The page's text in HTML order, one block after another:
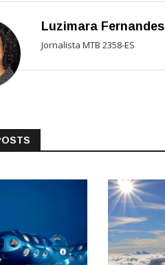
Luzimara Fernandes
Jornalista MTB 2358-ES